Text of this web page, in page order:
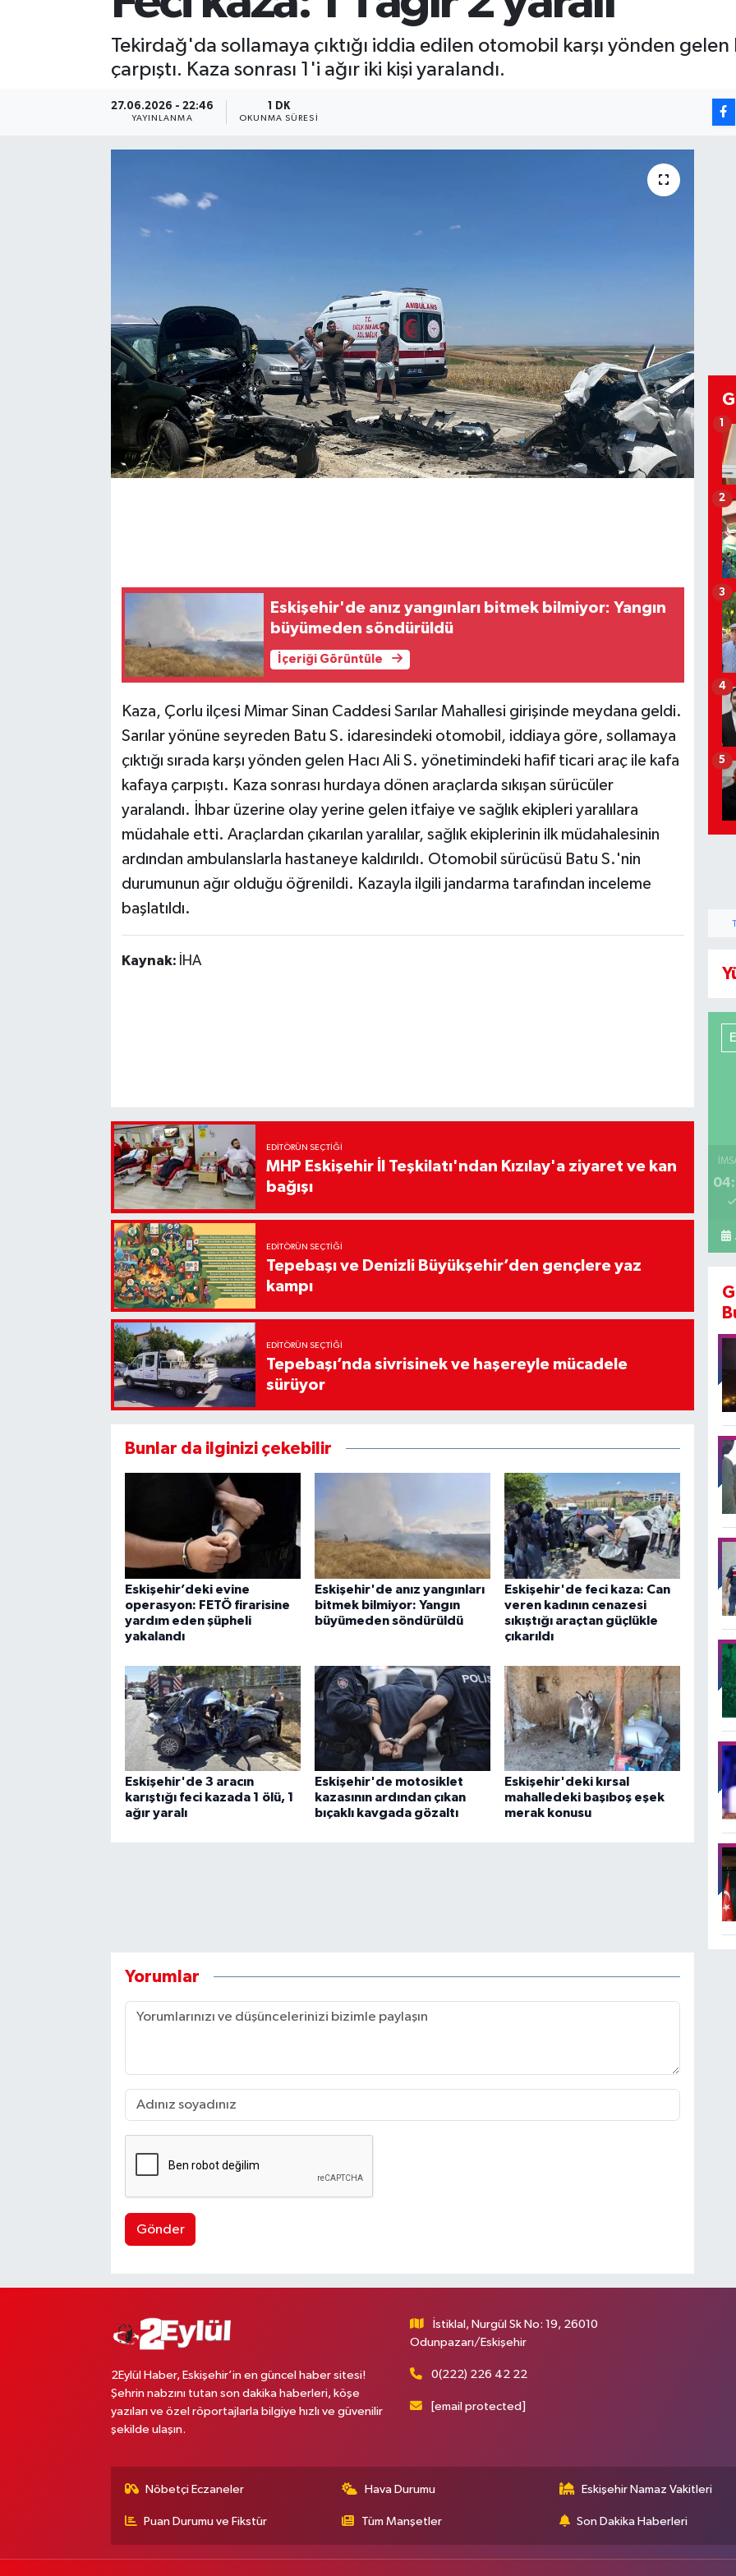
Tekirdağ'da sollamaya çıktığı iddia edilen otomobil karşı yönden
çarpıştı. Kaza sonrası 1'i ağır iki kişi yaralandı.
27.06.2026 - 22:46
YAYINLANMA
1 DK
OKUNMA SÜRESI
Eskişehir'de anız yangınları bitmek bilmiyor: Yangın
büyümeden söndürüldü
İçeriği Görüntüle
Kaza, Çorlu ilçesi Mimar Sinan Caddesi Sarılar Mahallesi girişinde meydana geldi.
Sarılar yönüne seyreden Batu S. idaresindeki otomobil, iddiaya göre, sollamaya
çıktığı sırada karşı yönden gelen Hacı Ali S. yönetimindeki hafif ticari araç ile kafa
kafaya çarpıştı. Kaza sonrası hurdaya dönen araçlarda sıkışan sürücüler
yaralandı. İhbar üzerine olay yerine gelen itfaiye ve sağlık ekipleri yaralılara
müdahale etti. Araçlardan çıkarılan yaralılar, sağlık ekiplerinin ilk müdahalesinin
ardından ambulanslarla hastaneye kaldırıldı. Otomobil sürücüsü Batu S.'nin
durumunun ağır olduğu öğrenildi. Kazayla ilgili jandarma tarafından inceleme
başlatıldı.
Kaynak: İHA
EDITÖRÜN SEÇTIĞI
MHP Eskişehir İl Teşkilatı'ndan Kızılay'a ziyaret ve kan
bağışı
EDITÖRÜN SEÇTIĞI
Tepebaşı ve Denizli Büyükşehir’den gençlere yaz
kampı
EDITÖRÜN SEÇTIĞI
Tepebaşı’nda sivrisinek ve haşereyle mücadele
sürüyor
Bunlar da ilginizi çekebilir
Eskişehir’deki evine
operasyon: FETÖ firarisine
yardım eden şüpheli
yakalandı
Eskişehir'de anız yangınları
bitmek bilmiyor: Yangın
büyümeden söndürüldü
Eskişehir'de feci kaza: Can
veren kadının cenazesi
sıkıştığı araçtan güçlükle
çıkarıldı
Eskişehir'de 3 aracın
karıştığı feci kazada 1 ölü, 1
ağır yaralı
Eskişehir'de motosiklet
kazasının ardından çıkan
bıçaklı kavgada gözaltı
Eskişehir'deki kırsal
mahalledeki başıboş eşek
merak konusu
Yorumlar
Gönder
2
3
4
5
2Eylül Haber, Eskişehir’in en güncel haber sitesi!
Şehrin nabzını tutan son dakika haberleri, köşe
yazıları ve özel röportajlarla bilgiye hızlı ve güvenilir
şekilde ulaşın.
İstiklal, Nurgül Sk No: 19, 26010
Odunpazarı/Eskişehir
0(222) 226 42 22
[email protected]
Nöbetçi Eczaneler Hava Durumu Eskişehir Namaz Vakitleri
Puan Durumu ve Fikstür Tüm Manşetler Son Dakika Haberleri